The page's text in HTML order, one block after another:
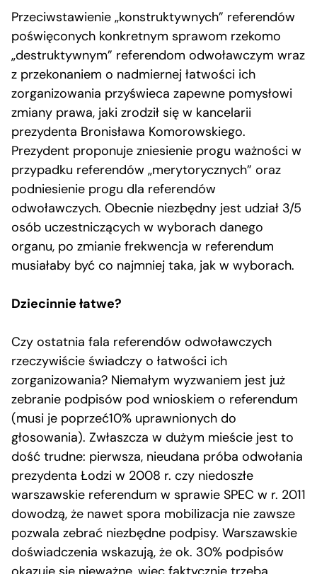
Przeciwstawienie „konstruktywnych” referendów
poświęconych konkretnym sprawom rzekomo
„destruktywnym” referendom odwoławczym wraz
z przekonaniem o nadmiernej łatwości ich
zorganizowania przyświeca zapewne pomysłowi
zmiany prawa, jaki zrodził się w kancelarii
prezydenta Bronisława Komorowskiego.
Prezydent proponuje zniesienie progu ważności w
przypadku referendów „merytorycznych” oraz
podniesienie progu dla referendów
odwoławczych. Obecnie niezbędny jest udział 3/5
osób uczestniczących w wyborach danego
organu, po zmianie frekwencja w referendum
musiałaby być co najmniej taka, jak w wyborach.
Dziecinnie łatwe?
Czy ostatnia fala referendów odwoławczych
rzeczywiście świadczy o łatwości ich
zorganizowania? Niemałym wyzwaniem jest już
zebranie podpisów pod wnioskiem o referendum
(musi je poprzeć10% uprawnionych do
głosowania). Zwłaszcza w dużym mieście jest to
dość trudne: pierwsza, nieudana próba odwołania
prezydenta Łodzi w 2008 r. czy niedoszłe
warszawskie referendum w sprawie SPEC w r. 2011
dowodzą, że nawet spora mobilizacja nie zawsze
pozwala zebrać niezbędne podpisy. Warszawskie
doświadczenia wskazują, że ok. 30% podpisów